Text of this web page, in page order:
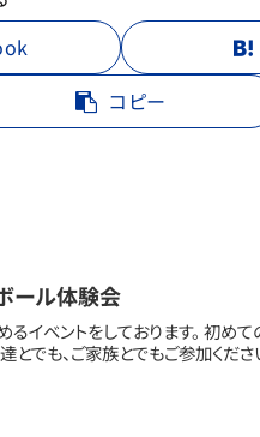
コピー
ール体験会
イベントをしております。 初めて
でも、ご家族とでもご参加くださ